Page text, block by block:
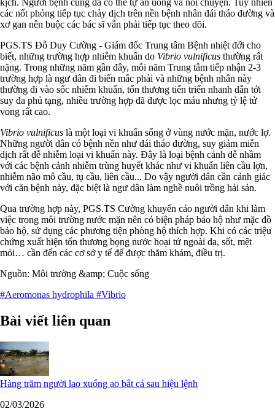
các nốt phỏng tiếp tục chảy dịch trên nền bệnh nhân đái tháo đường và
xơ gan nên buộc các bác sĩ vẫn phải tiếp tục theo dõi.
PGS.TS Đỗ Duy Cường - Giám đốc Trung tâm Bệnh nhiệt đới cho
biết, những trường hợp nhiễm khuẩn do Vibrio vulnificus thường rất
nặng. Trong những năm gần đây, mỗi năm Trung tâm tiếp nhận 2-3
trường hợp là ngư dân đi biển mắc phải và những bệnh nhân này
thường đi vào sốc nhiễm khuẩn, tổn thương tiến triển nhanh dẫn tới
suy đa phủ tạng, nhiều trường hợp đã được lọc máu nhưng tỷ lệ tử
vong rất cao.
Vibrio vulnificus là một loại vi khuẩn sống ở vùng nước mặn, nước lợ.
Những người dân có bệnh nền như đái tháo đường, suy giảm miễn
dịch rất dễ nhiễm loại vi khuẩn này. Đây là loại bệnh cảnh dễ nhầm
với các bệnh cảnh nhiễm trùng huyết khác như vi khuẩn liên cầu lợn,
nhiễm não mô cầu, tụ cầu, liên cầu... Do vậy người dân cần cảnh giác
với căn bệnh này, đặc biệt là ngư dân làm nghề nuôi trồng hải sản.
Qua trường hợp này, PGS.TS Cường khuyến cáo người dân khi làm
việc trong môi trường nước mặn nên có biện pháp bảo hộ như mặc đồ
bảo hộ, sử dụng các phương tiện phòng hộ thích hợp. Khi có các triệu
chứng xuất hiện tổn thương bọng nước hoại tử ngoài da, sốt, mệt
mỏi… cần đến các cơ sở y tế để được thăm khám, điều trị.
Nguồn: Môi trường &amp; Cuộc sống
#Aeromonas hydrophila #Vibrio
Bài viết liên quan
Hàng trăm người lao xuống ao bắt cá sau hiệu lệnh
02/03/2026